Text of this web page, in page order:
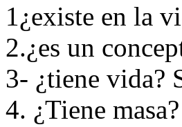
1¿existe en la
2.¿es un
3- ¿tiene vida?
4. ¿Tiene